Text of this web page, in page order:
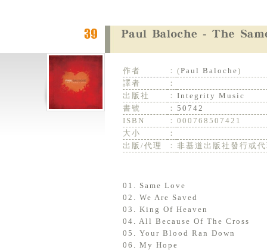
作者 ： (Paul Baloche)
譯者
：
出版社
： Integrity Music
書號
： 50742
ISBN
： 000768507421
大小
：
出版/代理
： 非基道出版社發行或
01. Same Love
02. We Are Saved
03. King Of Heaven
04. All Because Of The Cross
05. Your Blood Ran Down
06. My Hope